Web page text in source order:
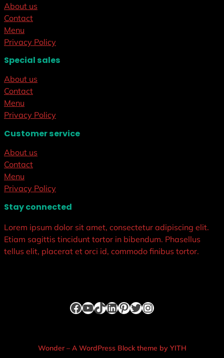
About us
Contact
Menu
Privacy Policy
Special sales
About us
Contact
Menu
Privacy Policy
Customer service
About us
Contact
Menu
Privacy Policy
Stay connected
Lorem ipsum dolor sit amet, consectetur adipiscing elit.
Etiam sagittis tincidunt tortor in bibendum. Phasellus
tellus elit, placerat et orci id, commodo finibus tortor.
Facebook
YouTube
TikTok
LinkedIn
Pinterest
Twitter
Instagram
Wonder – A WordPress Block theme by YITH